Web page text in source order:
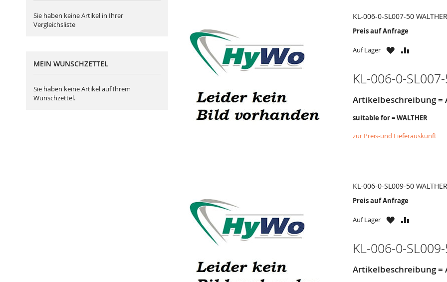
KL-006-0-SL007-50 WALTHER
Preis auf Anfrage
Auf Lager
ZU
ZU
KL-006-0-
Artikelbeschreibung
suitable for = WALTHER
zur Preis-und Lieferauskunft
KL-006-0-SL009-50 WALTHER
Preis auf Anfrage
Auf Lager
ZU
ZU
KL-006-0-
Artikelbeschreibung =
Sie haben keine Artikel in Ihrer
Vergleichsliste
MEIN WUNSCHZETTEL
Sie haben keine Artikel auf Ihrem
Wunschzettel.